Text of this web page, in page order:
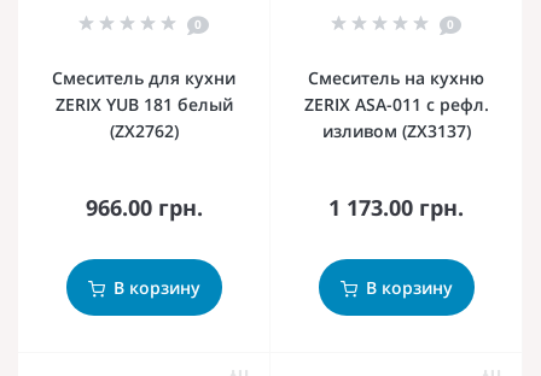
0
Смеситель для кухни
ZERIX YUB 181 белый
(ZX2762)
966.00 грн.
В корзину
0
Смеситель на кухню
ZERIX ASA-011 с рефл.
изливом (ZX3137)
1 173.00 грн.
В корзину